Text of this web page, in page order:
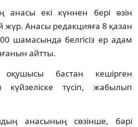
анасы екі күннен бері өзін
жүр. Анасы редакцияға 8 қазан
шамасында белгісіз ер адам
айтты.
бастан кешірген
күйзеліске түсіп, жабылып
анасының сөзінше, бәрі